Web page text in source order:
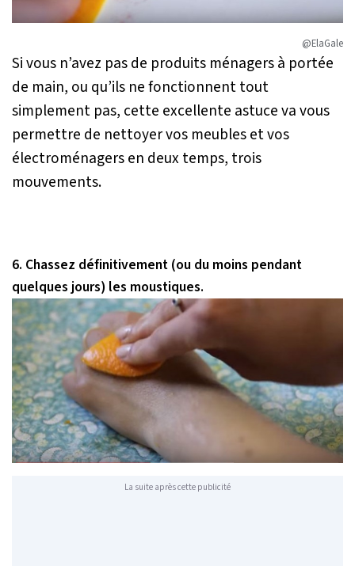
@ElaGale
Si vous n’avez pas de produits ménagers à portée
de main, ou qu’ils ne fonctionnent tout
simplement pas, cette excellente astuce va vous
permettre de nettoyer vos meubles et vos
électroménagers en deux temps, trois
mouvements.
6. Chassez définitivement (ou du moins pendant
quelques jours) les moustiques.
La suite après cette publicité